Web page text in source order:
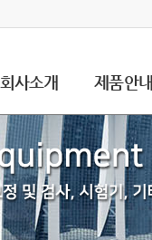
회사소개 제품안내